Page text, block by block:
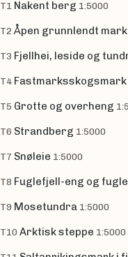
T1 Nakent berg 1:5000
T2Åpen grunnlendt mark
T3 Fjellhei, leside og
T4 Fastmarksskogsmark
T5 Grotte og overheng
T6 Strandberg 1:5000
T7 Snøleie 1:5000
T8 Fuglefjell-eng og
T9 Mosetundra 1:5000
T10 Arktisk steppe 1:5000